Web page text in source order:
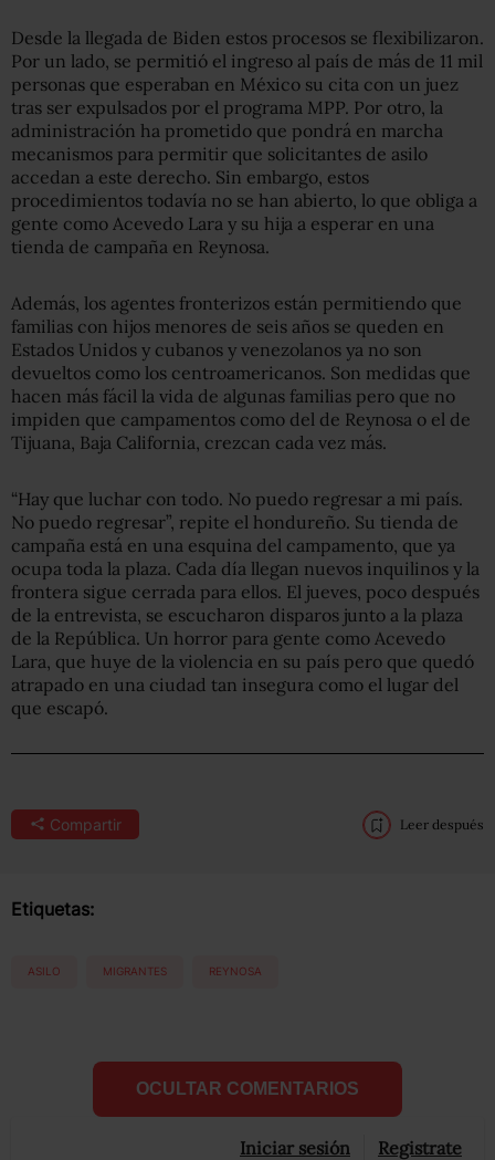
Desde la llegada de Biden estos procesos se flexibilizaron.
Por un lado, se permitió el ingreso al país de más de 11 mil
personas que esperaban en México su cita con un juez
tras ser expulsados por el programa MPP. Por otro, la
administración ha prometido que pondrá en marcha
mecanismos para permitir que solicitantes de asilo
accedan a este derecho. Sin embargo, estos
procedimientos todavía no se han abierto, lo que obliga a
gente como Acevedo Lara y su hija a esperar en una
tienda de campaña en Reynosa.
Además, los agentes fronterizos están permitiendo que
familias con hijos menores de seis años se queden en
Estados Unidos y cubanos y venezolanos ya no son
devueltos como los centroamericanos. Son medidas que
hacen más fácil la vida de algunas familias pero que no
impiden que campamentos como del de Reynosa o el de
Tijuana, Baja California, crezcan cada vez más.
“Hay que luchar con todo. No puedo regresar a mi país.
No puedo regresar”, repite el hondureño. Su tienda de
campaña está en una esquina del campamento, que ya
ocupa toda la plaza. Cada día llegan nuevos inquilinos y la
frontera sigue cerrada para ellos. El jueves, poco después
de la entrevista, se escucharon disparos junto a la plaza
de la República. Un horror para gente como Acevedo
Lara, que huye de la violencia en su país pero que quedó
atrapado en una ciudad tan insegura como el lugar del
que escapó.
Compartir Leer después
Etiquetas:
ASILO MIGRANTES REYNOSA
OCULTAR COMENTARIOS
Iniciar sesión Registrate